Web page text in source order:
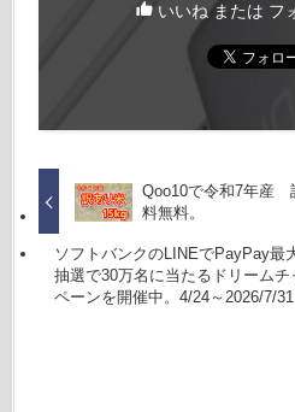
いいね または フ
Qoo10で令和7年産
料無料。
ソフトバンクのLINEでPayPay最
抽選で30万名に当たるドリームチ
ペーンを開催中。4/24～2026/7/31